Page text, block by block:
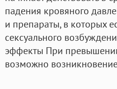
падения кровяного
и препараты, в которых
сексуального
эффекты При
возможно